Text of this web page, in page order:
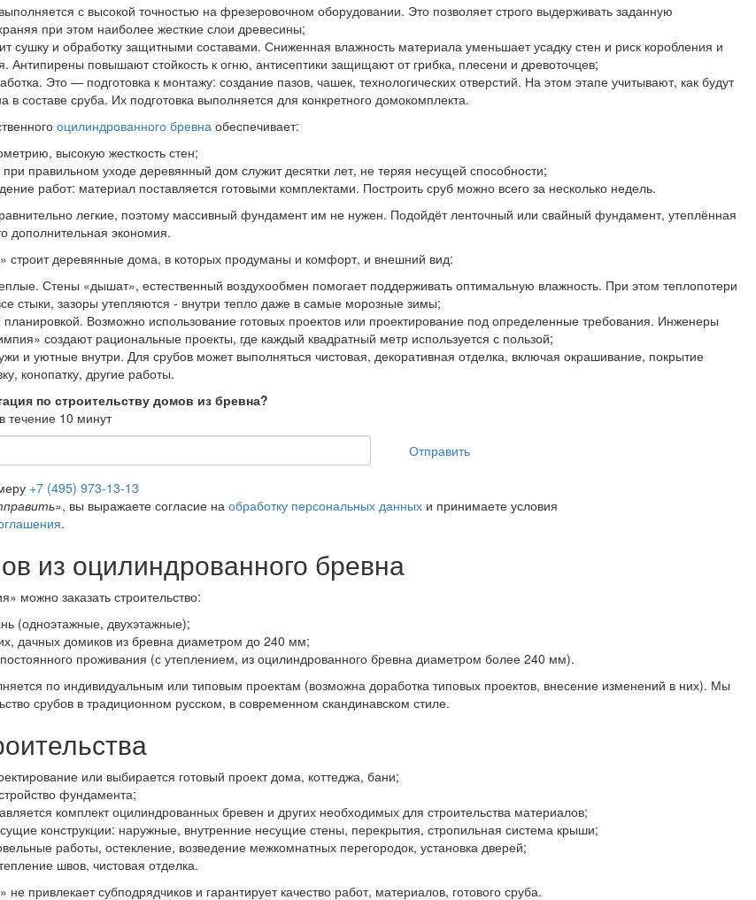
с высокой точностью на фрезеровочном оборудовании. Это позволяет строго выдерживать заданную
при этом наиболее жесткие слои древесины;
сушку и обработку защитными составами. Сниженная влажность материала уменьшает усадку стен и риск коробления и
Антипирены повышают стойкость к огню, антисептики защищают от грибка, плесени и древоточцев;
Это — подготовка к монтажу: создание пазов, чашек, технологических отверстий. На этом этапе учитывают, как будут
в составе сруба. Их подготовка выполняется для конкретного домокомплекта.
оцилиндрованного бревна обеспечивает:
высокую жесткость стен;
при правильном уходе деревянный дом служит десятки лет, не теряя несущей способности;
работ: материал поставляется готовыми комплектами. Построить сруб можно всего за несколько недель.
легкие, поэтому массивный фундамент им не нужен. Подойдёт ленточный или свайный фундамент, утеплённая
дополнительная экономия.
строит деревянные дома, в которых продуманы и комфорт, и внешний вид:
Стены «дышат», естественный воздухообмен помогает поддерживать оптимальную влажность. При этом теплопотери
стыки, зазоры утепляются - внутри тепло даже в самые морозные зимы;
Возможно использование готовых проектов или проектирование под определенные требования. Инженеры
создают рациональные проекты, где каждый квадратный метр используется с пользой;
и уютные внутри. Для срубов может выполняться чистовая, декоративная отделка, включая окрашивание, покрытие
конопатку, другие работы.
по строительству домов из бревна?
течение 10 минут
Отправить
+7 (495) 973-13-13
, вы выражаете согласие на обработку персональных данных и принимаете условия
.
из оцилиндрованного бревна
можно заказать строительство:
(одноэтажные, двухэтажные);
дачных домиков из бревна диаметром до 240 мм;
проживания (с утеплением, из оцилиндрованного бревна диаметром более 240 мм).
по индивидуальным или типовым проектам (возможна доработка типовых проектов, внесение изменений в них). Мы
срубов в традиционном русском, в современном скандинавском стиле.
или выбирается готовый проект дома, коттеджа, бани;
фундамента;
комплект оцилиндрованных бревен и других необходимых для строительства материалов;
конструкции: наружные, внутренние несущие стены, перекрытия, стропильная система крыши;
работы, остекление, возведение межкомнатных перегородок, установка дверей;
швов, чистовая отделка.
привлекает субподрядчиков и гарантирует качество работ, материалов, готового сруба.